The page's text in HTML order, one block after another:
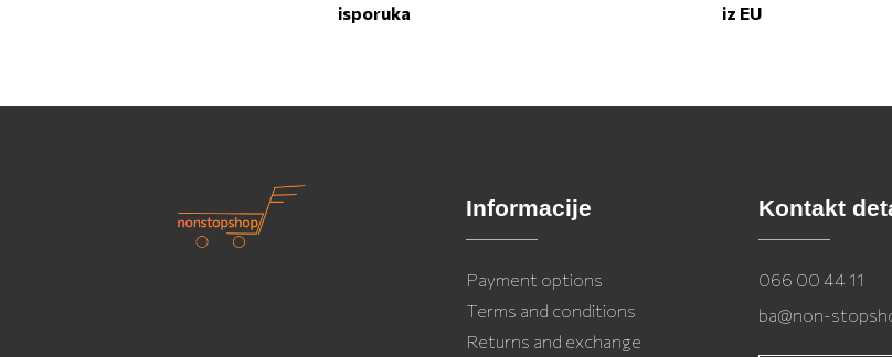
isporuka
iz EU
Informacije
Payment options
Terms and conditions
Returns and exchange
Kontakt
066 00 44 11
ba@non-